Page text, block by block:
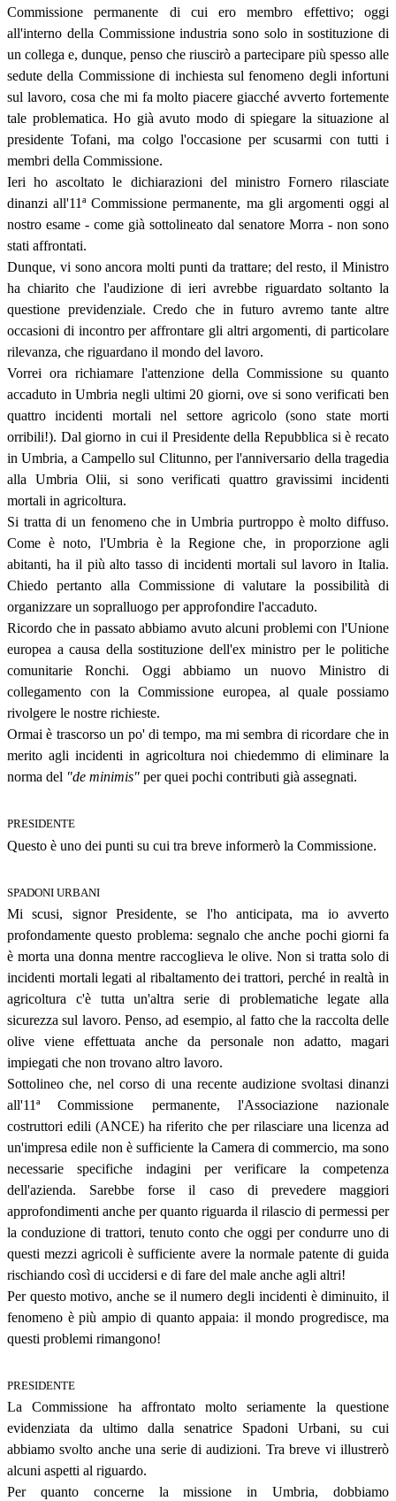
Commissione permanente di cui ero membro effettivo; oggi
all'interno della Commissione industria sono solo in sostituzione di
un collega e, dunque, penso che riuscirò a partecipare più spesso alle
sedute della Commissione di inchiesta sul fenomeno degli infortuni
sul lavoro, cosa che mi fa molto piacere giacché avverto fortemente
tale problematica. Ho già avuto modo di spiegare la situazione al
presidente Tofani, ma colgo l'occasione per scusarmi con tutti i
membri della Commissione.
Ieri ho ascoltato le dichiarazioni del ministro Fornero rilasciate
dinanzi all'11ªCommissione permanente, ma gli argomenti oggi al
nostro esame - come già sottolineato dal senatore Morra - non sono
stati affrontati.
Dunque, vi sono ancora molti punti da trattare; del resto, il Ministro
ha chiarito che l'audizione di ieri avrebbe riguardato soltanto la
questione previdenziale. Credo che in futuro avremo tante altre
occasioni di incontro per affrontare gli altri argomenti, di particolare
rilevanza, che riguardano il mondo del lavoro.
Vorrei ora richiamare l'attenzione della Commissione su quanto
accaduto in Umbria negli ultimi 20 giorni, ove si sono verificati ben
quattro incidenti mortali nel settore agricolo (sono state morti
orribili!). Dal giorno in cui il Presidente della Repubblica si è recato
in Umbria, a Campello sul Clitunno, per l'anniversario della tragedia
alla Umbria Olii, si sono verificati quattro gravissimi incidenti
mortali in agricoltura.
Si tratta di un fenomeno che in Umbria purtroppo è molto diffuso.
Come è noto, l'Umbria è la Regione che, in proporzione agli
abitanti, ha il più alto tasso di incidenti mortali sul lavoro in Italia.
Chiedo pertanto alla Commissione di valutare la possibilità di
organizzare un sopralluogo per approfondire l'accaduto.
Ricordo che in passato abbiamo avuto alcuni problemi con l'Unione
europea a causa della sostituzione dell'ex ministro per le politiche
comunitarie Ronchi. Oggi abbiamo un nuovo Ministro di
collegamento con la Commissione europea, al quale possiamo
rivolgere le nostre richieste.
Ormai è trascorso un po' di tempo, ma mi sembra di ricordare che in
merito agli incidenti in agricoltura noi chiedemmo di eliminare la
norma del "de minimis" per quei pochi contributi già assegnati.
PRESIDENTE
Questo è uno dei punti su cui tra breve informerò la Commissione.
SPADONI URBANI
Mi scusi, signor Presidente, se l'ho anticipata, ma io avverto
profondamente questo problema: segnalo che anche pochi giorni fa
è morta una donna mentre raccoglieva le olive. Non si tratta solo di
incidenti mortali legati al ribaltamento dei trattori, perché in realtà in
agricoltura c'è tutta un'altra serie di problematiche legate alla
sicurezza sul lavoro. Penso, ad esempio, al fatto che la raccolta delle
olive viene effettuata anche da personale non adatto, magari
impiegati che non trovano altro lavoro.
Sottolineo che, nel corso di una recente audizione svoltasi dinanzi
all'11ªCommissione permanente, l'Associazione nazionale
costruttori edili (ANCE) ha riferito che per rilasciare una licenza ad
un'impresa edile non è sufficiente la Camera di commercio, ma sono
necessarie specifiche indagini per verificare la competenza
dell'azienda. Sarebbe forse il caso di prevedere maggiori
approfondimenti anche per quanto riguarda il rilascio di permessi per
la conduzione di trattori, tenuto conto che oggi per condurre uno di
questi mezzi agricoli è sufficiente avere la normale patente di guida
rischiando così di uccidersi e di fare del male anche agli altri!
Per questo motivo, anche se il numero degli incidenti è diminuito, il
fenomeno è più ampio di quanto appaia: il mondo progredisce, ma
questi problemi rimangono!
PRESIDENTE
La Commissione ha affrontato molto seriamente la questione
evidenziata da ultimo dalla senatrice Spadoni Urbani, su cui
abbiamo svolto anche una serie di audizioni. Tra breve vi illustrerò
alcuni aspetti al riguardo.
Per quanto concerne la missione in Umbria, dobbiamo